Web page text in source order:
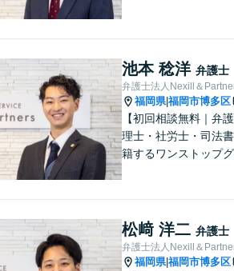
等複数士業の知識が必
件を一括して対応。九
プクラスの豊富な実
池本 稔洋 弁護士
弁護士法人Nexill＆
福岡県|福岡市博多区
【初回相談無料｜弁
理士・社労士・司法
籍するワンストップ
等複数士業の知識が必
件を一括して対応。九
プクラスの豊富な実
松﨑 洋二 弁護士
弁護士法人Nexill＆
福岡県|福岡市博多区